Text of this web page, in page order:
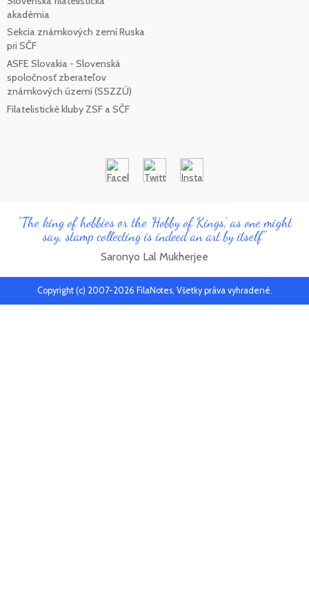
akadémia
Sekcia známkových zemí Ruska
pri SČF
ASFE Slovakia - Slovenská
spoločnosť zberateľov
známkových území (SSZZÚ)
Filatelistické kluby ZSF a SČF
"The king of hobbies or the 'Hobby of Kings', as one might
say, stamp collecting is indeed an art by itself"
Saronyo Lal Mukherjee
Copyright (c) 2007-2026 FilaNotes, Všetky práva vyhradené.